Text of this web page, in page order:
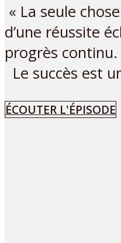
« La seule
d’une réussite
progrès
Le succès est
ÉCOUTER L'ÉPISODE